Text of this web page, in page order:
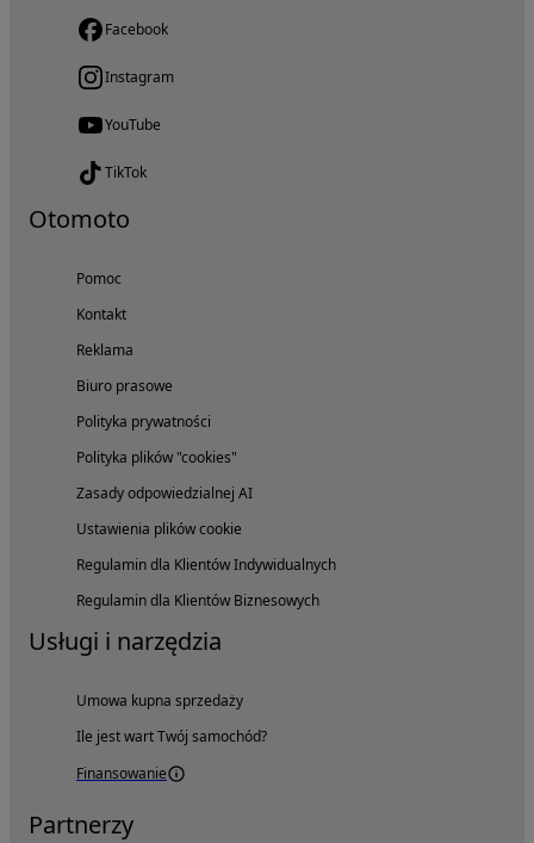
Facebook
Instagram
YouTube
TikTok
Otomoto
Pomoc
Kontakt
Reklama
Biuro prasowe
Polityka prywatności
Polityka plików "cookies"
Zasady odpowiedzialnej AI
Ustawienia plików cookie
Regulamin dla Klientów Indywidualnych
Regulamin dla Klientów Biznesowych
Usługi i narzędzia
Umowa kupna sprzedaży
Ile jest wart Twój samochód?
Finansowanie
Partnerzy